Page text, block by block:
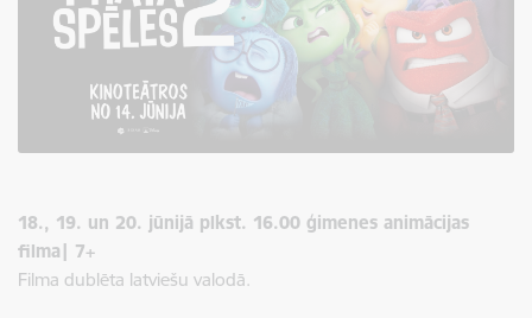
18., 19. un 20. jūnijā plkst. 16.00 ģimenes animācijas
filma| 7+
Filma dublēta latviešu valodā.